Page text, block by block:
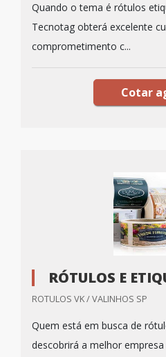
Quando o tema é rótulos
Tecnotag obterá excelente
comprometimento c...
Cotar
RÓTULOS E
ROTULOS VK / VALINHOS SP
Quem está em busca de
descobrirá a melhor